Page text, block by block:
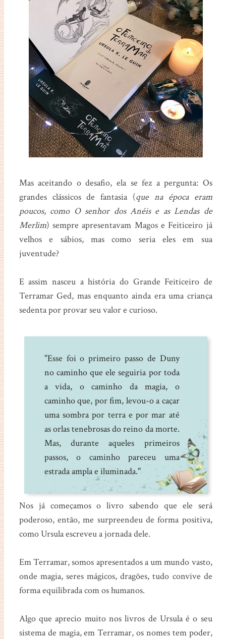
Mas aceitando o desafio, ela se fez a pergunta: Os
grandes clássicos de fantasia (que na época eram
poucos, como O senhor dos Anéis e as Lendas de
Merlim) sempre apresentavam Magos e Feiticeiro já
velhos e sábios, mas como seria eles em sua
juventude?
E assim nasceu a história do Grande Feiticeiro de
Terramar Ged, mas enquanto ainda era uma criança
sedenta por provar seu valor e curioso.
"Esse foi o primeiro passo de Duny
no caminho que ele seguiria por toda
a vida, o caminho da magia, o
caminho que, por fim, levou-o a caçar
uma sombra por terra e por mar até
as orlas tenebrosas do reino da morte.
Mas, durante aqueles primeiros
passos, o caminho pareceu uma
estrada ampla e iluminada."
Nos já começamos o livro sabendo que ele será
poderoso, então, me surpreendeu de forma positiva,
como Ursula escreveu a jornada dele.
Em Terramar, somos apresentados a um mundo vasto,
onde magia, seres mágicos, dragões, tudo convive de
forma equilibrada com os humanos.
Algo que aprecio muito nos livros de Ursula é o seu
sistema de magia, em Terramar, os nomes tem poder,